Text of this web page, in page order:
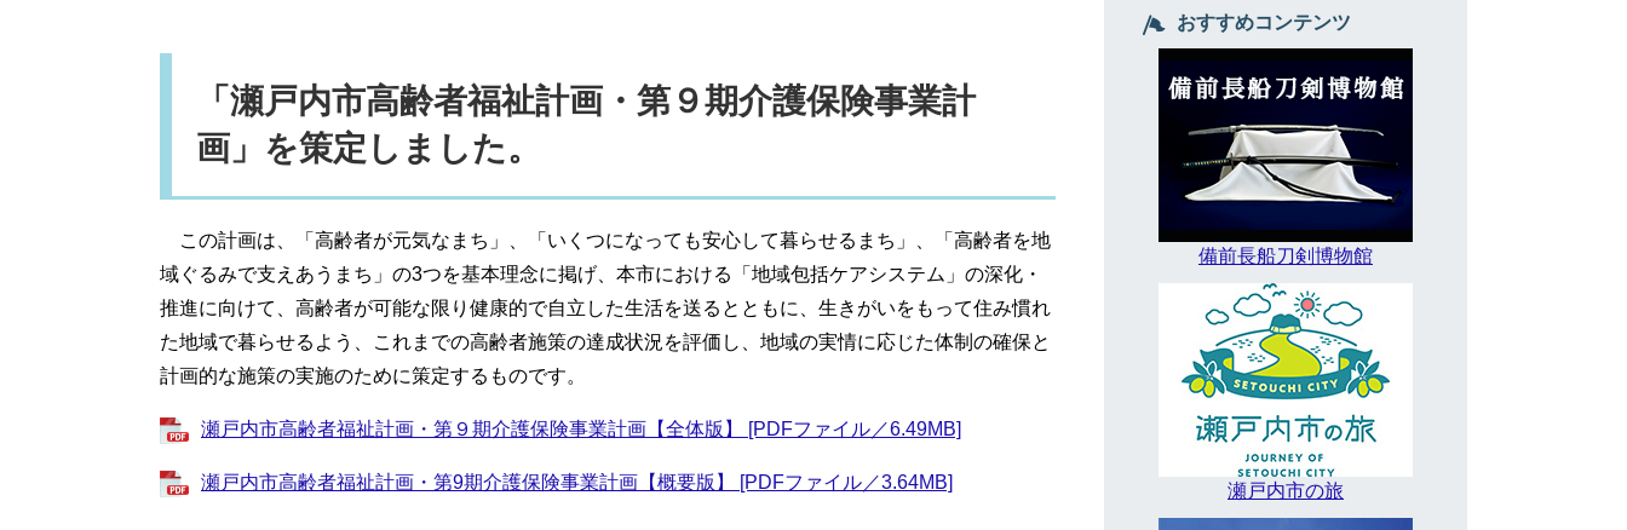
「瀬戸内市高齢者福祉計画・第９期介護保険事業計
画」を策定しました。
この計画は、「高齢者が元気なまち」、「いくつになっても安心して暮らせるまち」、「高齢者を地
域ぐるみで支えあうまち」の3つを基本理念に掲げ、本市における「地域包括ケアシステム」の深化・
推進に向けて、高齢者が可能な限り健康的で自立した生活を送るとともに、生きがいをもって住み慣れ
た地域で暮らせるよう、これまでの高齢者施策の達成状況を評価し、地域の実情に応じた体制の確保と
計画的な施策の実施のために策定するものです。
瀬戸内市高齢者福祉計画・第９期介護保険事業計画【全体版】 [PDFファイル／6.49MB]
瀬戸内市高齢者福祉計画・第9期介護保険事業計画【概要版】 [PDFファイル／3.64MB]
おすすめコンテンツ
備前長船刀剣博物館
瀬戸内市の旅